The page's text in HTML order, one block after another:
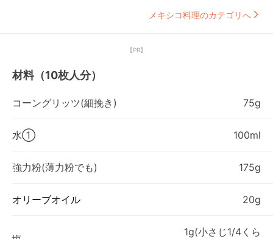
メキシコ料理のカテゴリへ
【PR】
材料（10枚人分）
コーングリッツ(細挽き) 75g
水① 100ml
強力粉(薄力粉でも) 175g
オリーブオイル 20g
1g(小さじ1/4くら